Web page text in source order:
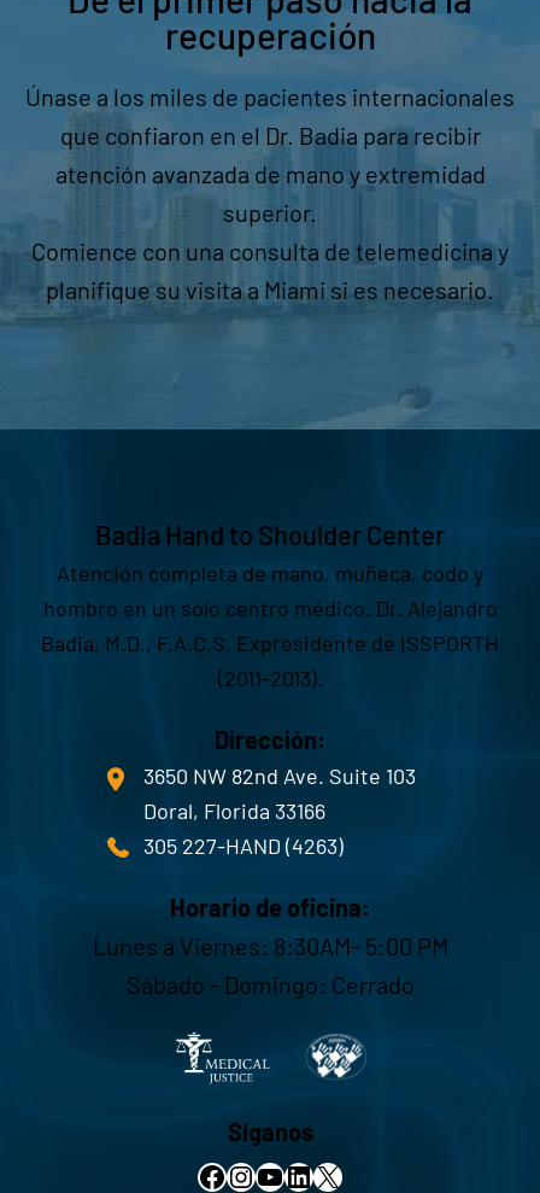
recuperación
Únase a los miles de pacientes internacionales
que confiaron en el Dr. Badia para recibir
atención avanzada de mano y extremidad
superior.
Comience con una consulta de telemedicina y
planifique su visita a Miami si es necesario.
Badia Hand to Shoulder Center
Atención completa de mano, muñeca, codo y
hombro en un solo centro médico. Dr. Alejandro
Badia, M.D., F.A.C.S. Expresidente de ISSPORTH
(2011-2013).
Dirección:
3650 NW 82nd Ave. Suite 103
Doral, Florida 33166
305 227-HAND (4263)
Horario de oficina:
Lunes a Viernes: 8:30AM- 5:00 PM
Sábado - Domingo: Cerrado
Síganos
Facebook InstagramYouTube LinkedIn X